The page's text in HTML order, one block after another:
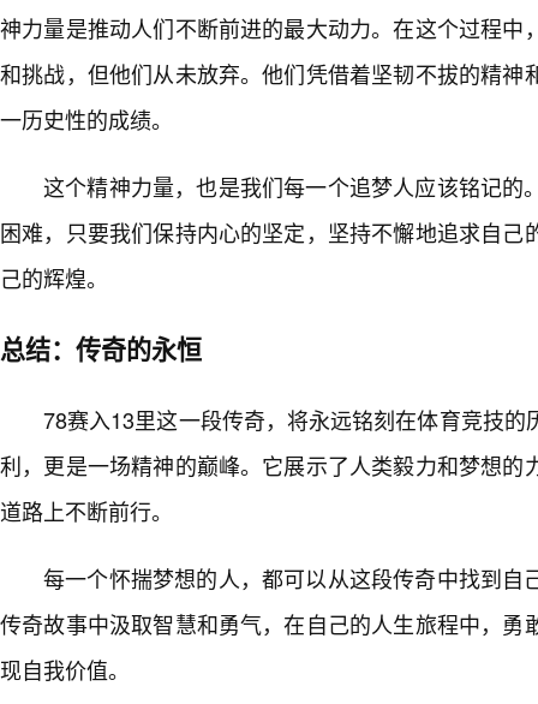
神力量是推动人们不断前进的最大动力。在这个过程中
和挑战，但他们从未放弃。他们凭借着坚韧不拔的精神
一历史性的成绩。
这个精神力量，也是我们每一个追梦人应该铭记的
困难，只要我们保持内心的坚定，坚持不懈地追求自己
己的辉煌。
总结：传奇的永恒
78赛入13里这一段传奇，将永远铭刻在体育竞技
利，更是一场精神的巅峰。它展示了人类毅力和梦想的
道路上不断前行。
每一个怀揣梦想的人，都可以从这段传奇中找到自
传奇故事中汲取智慧和勇气，在自己的人生旅程中，勇
现自我价值。